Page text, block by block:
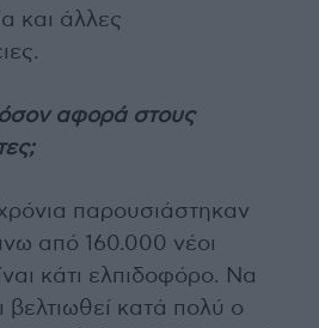
και άλλες
αφορά στους
χρόνια παρουσιάστηκαν
από 160.000 νέοι
κάτι ελπιδοφόρο. Να
βελτιωθεί κατά πολύ ο